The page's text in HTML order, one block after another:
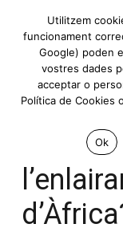
2026:
Utilitzem
funcionament
Google) poden
vostres dades
acceptar o
Política de Cookies
Ok